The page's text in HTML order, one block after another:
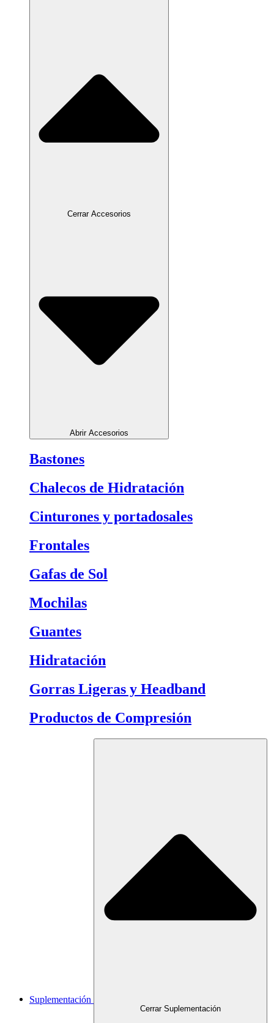
Cerrar Accesorios
Abrir Accesorios
Bastones
Chalecos de Hidratación
Cinturones y portadosales
Frontales
Gafas de Sol
Mochilas
Guantes
Hidratación
Gorras Ligeras y Headband
Productos de Compresión
Suplementación
Cerrar Suplementación